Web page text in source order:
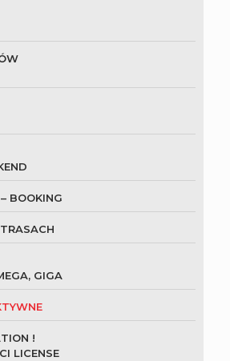
BOOKING
GIGA
!
LICENSE